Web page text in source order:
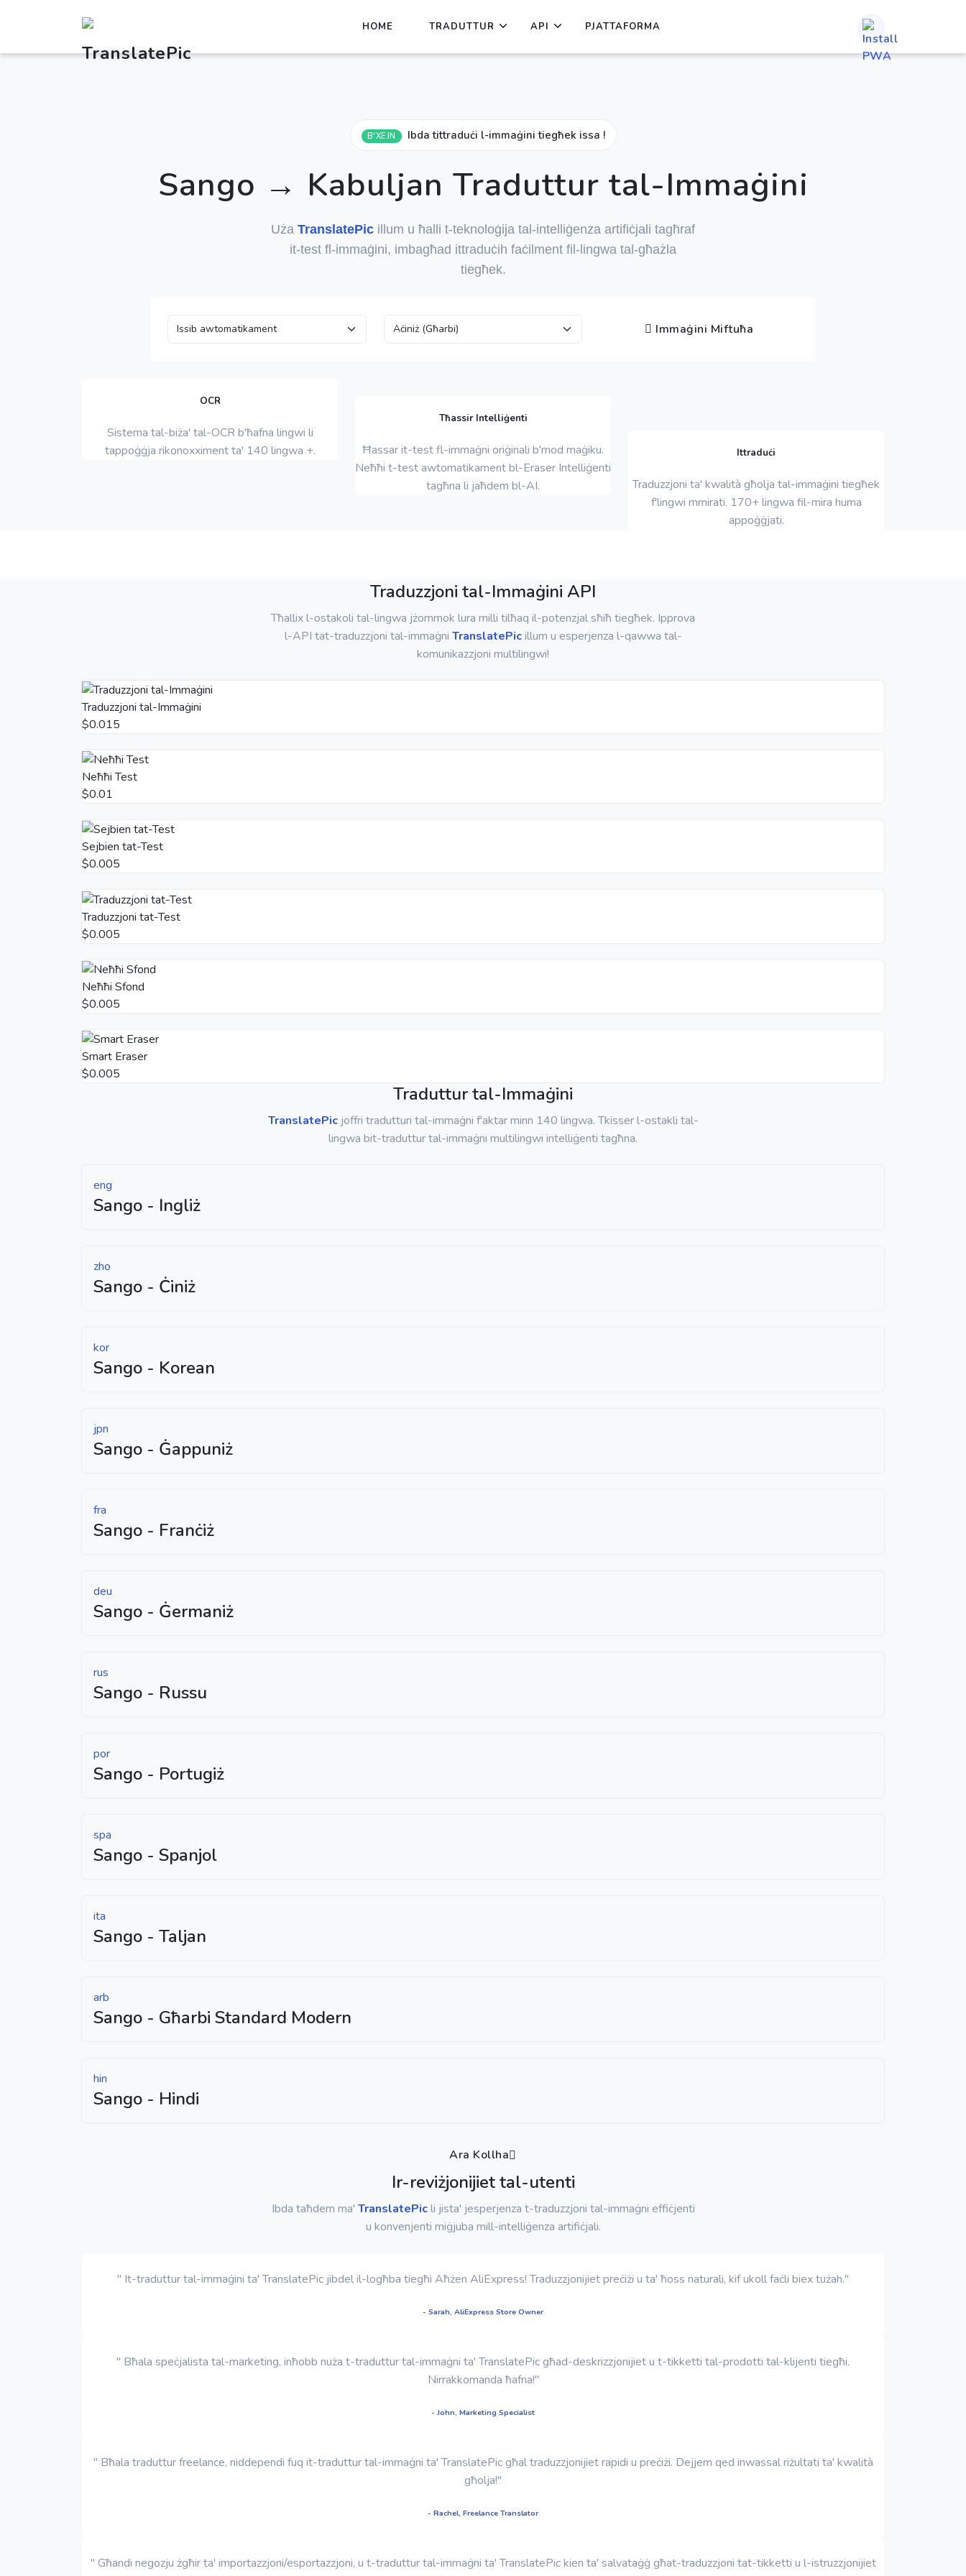
HOME TRADUTTUR API PJATTAFORMA
B'XEJN Ibda tittraduċi l-immaġini tiegħek issa !
Sango → Kabuljan Traduttur tal-Immaġini
Uża TranslatePic illum u ħalli t-teknoloġija tal-intelliġenza artifiċjali tagħraf
it-test fl-immaġini, imbagħad ittraduċih faċilment fil-lingwa tal-għażla
tiegħek.
Immaġini Miftuħa
OCR
Sistema tal-biża' tal-OCR b'ħafna lingwi li
tappoġġja rikonoxximent ta' 140 lingwa +.
Tħassir Intelliġenti
Ħassar it-test fl-immaġni oriġinali b'mod maġiku.
Neħħi t-test awtomatikament bl-Eraser Intelliġenti
tagħna li jaħdem bl-AI.
Ittraduċi
Traduzzjoni ta' kwalità għolja tal-immaġini tiegħek
f'lingwi mmirati. 170+ lingwa fil-mira huma
appoġġjati.
Traduzzjoni tal-Immaġini API
Tħallix l-ostakoli tal-lingwa jżommok lura milli tilħaq il-potenzjal sħiħ tiegħek. Ipprova
l-API tat-traduzzjoni tal-immaġni TranslatePicillum u esperjenza l-qawwa tal-
komunikazzjoni multilingwi!
Traduzzjoni tal-Immaġini
$0.015
Neħħi Test
$0.01
Sejbien tat-Test
$0.005
Traduzzjoni tat-Test
$0.005
Neħħi Sfond
$0.005
Smart Eraser
$0.005
Traduttur tal-Immaġini
TranslatePicjoffri tradutturi tal-immaġni f'aktar minn 140 lingwa. Tkisser l-ostakli tal-
lingwa bit-traduttur tal-immaġni multilingwi intelliġenti tagħna.
eng
Sango - Ingliż
zho
Sango - Ċiniż
kor
Sango - Korean
jpn
Sango - Ġappuniż
fra
Sango - Franċiż
deu
Sango - Ġermaniż
rus
Sango - Russu
por
Sango - Portugiż
spa
Sango - Spanjol
ita
Sango - Taljan
arb
Sango - Għarbi Standard Modern
hin
Sango - Hindi
Ara Kollha
Ir-reviżjonijiet tal-utenti
Ibda taħdem ma' TranslatePicli jista' jesperjenza t-traduzzjoni tal-immaġni effiċjenti
u konvenjenti miġjuba mill-intelliġenza artifiċjali.
" It-traduttur tal-immaġini ta' TranslatePic jibdel il-logħba tiegħi Aħżen AliExpress! Traduzzjonijiet preċiżi u ta' ħoss naturali, kif ukoll faċli biex tużah."
- Sarah, AliExpress Store Owner
" Bħala speċjalista tal-marketing, inħobb nuża t-traduttur tal-immaġni ta' TranslatePic għad-deskrizzjonijiet u t-tikketti tal-prodotti tal-klijenti tiegħi.
Nirrakkomanda ħafna!"
- John, Marketing Specialist
" Bħala traduttur freelance, niddependi fuq it-traduttur tal-immaġni ta' TranslatePic għal traduzzjonijiet rapidi u preċiżi. Dejjem qed inwassal riżultati ta' kwalità
għolja!"
- Rachel, Freelance Translator
" Għandi negozju żgħir ta' importazzjoni/esportazzjoni, u t-traduttur tal-immaġni ta' TranslatePic kien ta' salvataġġ għat-traduzzjoni tat-tikketti u l-istruzzjonijiet